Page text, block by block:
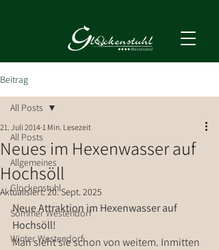
Beitrag
All Posts
Allgemeines
Glockenstuhl
Sommer Westendorf
Winter Westendorf
All Posts
Neues im Hexenwasser auf
Hochsöll
21. Juli 2014 1 Min. Lesezeit
Aktualisiert:20. Sept. 2025
Neue Attraktion im Hexenwasser auf
Hochsöll!
Man sieht sie schon von weitem. Inmitten